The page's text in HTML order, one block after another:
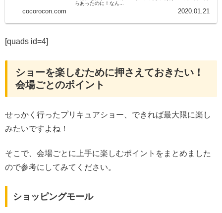
らあったのに！なん...
cocorocon.com 2020.01.21
[quads id=4]
ショーを楽しむために押さえておきたい！
会場ごとのポイント
せっかく行ったプリキュアショー、できれば最大限に楽し
みたいですよね！
そこで、会場ごとに上手に楽しむポイントをまとめました
ので参考にしてみてください。
ショッピングモール